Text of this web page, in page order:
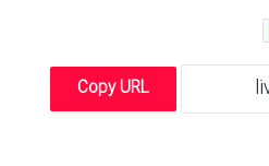
Copy URL